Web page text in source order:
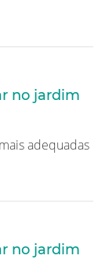
no jardim
adequadas
no jardim